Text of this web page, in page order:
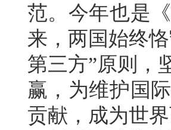
范。今年也是
来，两国始终
第三方”原则，
赢，为维护国
贡献，成为世